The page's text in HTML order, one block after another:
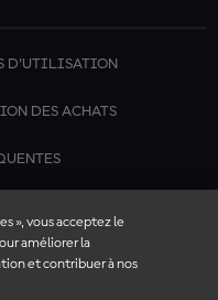
D'UTILISATION
DES ACHATS
», vous acceptez le
améliorer la
et contribuer à nos